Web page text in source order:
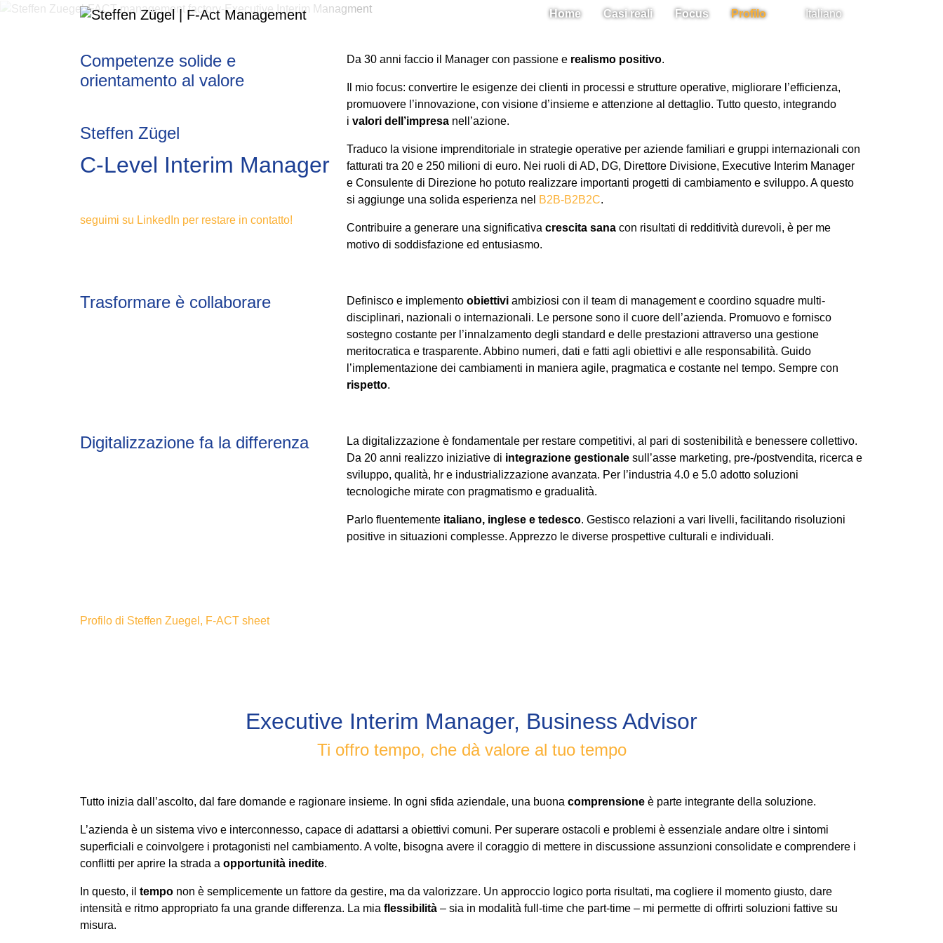
Home Casi reali Focus Profilo Italiano
Steffen Zügel
C-Level Interim Manager
seguimi su LinkedIn per restare in contatto!
Competenze solide e
orientamento al valore
Da 30 anni faccio il Manager con passione e realismo positivo.
Il mio focus: convertire le esigenze dei clienti in processi e strutture operative, migliorare l’efficienza,
promuovere l’innovazione, con visione d’insieme e attenzione al dettaglio. Tutto questo, integrando
i valori dell’impresa nell’azione.
Traduco la visione imprenditoriale in strategie operative per aziende familiari e gruppi internazionali con
fatturati tra 20 e 250 milioni di euro. Nei ruoli di AD, DG, Direttore Divisione, Executive Interim Manager
e Consulente di Direzione ho potuto realizzare importanti progetti di cambiamento e sviluppo. A questo
si aggiunge una solida esperienza nel B2B-B2B2C.
Contribuire a generare una significativa crescita sana con risultati di redditività durevoli, è per me
motivo di soddisfazione ed entusiasmo.
Trasformare è collaborare Definisco e implemento obiettivi ambiziosi con il team di management e coordino squadre multi-
disciplinari, nazionali o internazionali. Le persone sono il cuore dell’azienda. Promuovo e fornisco
sostegno costante per l’innalzamento degli standard e delle prestazioni attraverso una gestione
meritocratica e trasparente. Abbino numeri, dati e fatti agli obiettivi e alle responsabilità. Guido
l’implementazione dei cambiamenti in maniera agile, pragmatica e costante nel tempo. Sempre con
rispetto.
Digitalizzazione fa la differenza
La digitalizzazione è fondamentale per restare competitivi, al pari di sostenibilità e benessere collettivo.
Da 20 anni realizzo iniziative di integrazione gestionale sull’asse marketing, pre-/postvendita, ricerca e
sviluppo, qualità, hr e industrializzazione avanzata. Per l’industria 4.0 e 5.0 adotto soluzioni
tecnologiche mirate con pragmatismo e gradualità.
Parlo fluentemente italiano, inglese e tedesco. Gestisco relazioni a vari livelli, facilitando risoluzioni
positive in situazioni complesse. Apprezzo le diverse prospettive culturali e individuali.
Profilo di Steffen Zuegel, F-ACT sheet
Executive Interim Manager, Business Advisor
Ti offro tempo, che dà valore al tuo tempo
Tutto inizia dall’ascolto, dal fare domande e ragionare insieme. In ogni sfida aziendale, una buona comprensione è parte integrante della soluzione.
L’azienda è un sistema vivo e interconnesso, capace di adattarsi a obiettivi comuni. Per superare ostacoli e problemi è essenziale andare oltre i sintomi
superficiali e coinvolgere i protagonisti nel cambiamento. A volte, bisogna avere il coraggio di mettere in discussione assunzioni consolidate e comprendere i
conflitti per aprire la strada a opportunità inedite.
In questo, il tempo non è semplicemente un fattore da gestire, ma da valorizzare. Un approccio logico porta risultati, ma cogliere il momento giusto, dare
intensità e ritmo appropriato fa una grande differenza. La mia flessibilità – sia in modalità full-time che part-time – mi permette di offrirti soluzioni fattive su
misura.